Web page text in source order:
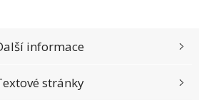
informace
stránky